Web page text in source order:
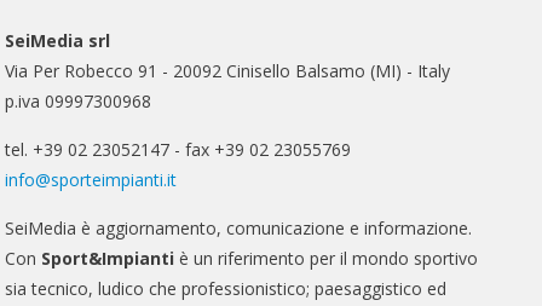
SeiMedia srl
Via Per Robecco 91 - 20092 Cinisello Balsamo (MI) - Italy
p.iva 09997300968
tel. +39 02 23052147 - fax +39 02 23055769
info@sporteimpianti.it
SeiMedia è aggiornamento, comunicazione e informazione.
Con Sport&Impianti è un riferimento per il mondo sportivo
sia tecnico, ludico che professionistico; paesaggistico ed